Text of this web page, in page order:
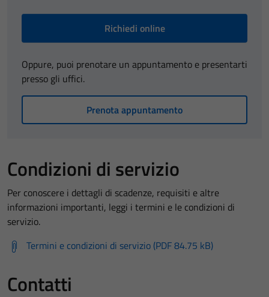
Richiedi online
Oppure, puoi prenotare un appuntamento e presentarti
presso gli uffici.
Prenota appuntamento
Condizioni di servizio
Per conoscere i dettagli di scadenze, requisiti e altre
informazioni importanti, leggi i termini e le condizioni di
servizio.
Termini e condizioni di servizio (PDF 84.75 kB)
Contatti